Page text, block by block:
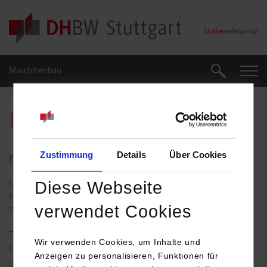
Zustimmung Details Über Cookies
Diese Webseite
verwendet Cookies
Wir verwenden Cookies, um Inhalte und
Anzeigen zu personalisieren, Funktionen für
Skip to main content
Studierendenportal
Maschinenbau Suche
Prof. Dr.-Ing. Uwe Gaese
Professor für Maschinenbau
Lerchenstraße 1
Raum: B1.11
70174
Stuttgart
Fax: 0711/1849-719
uwe.gaese@dhbw-stuttgart.de